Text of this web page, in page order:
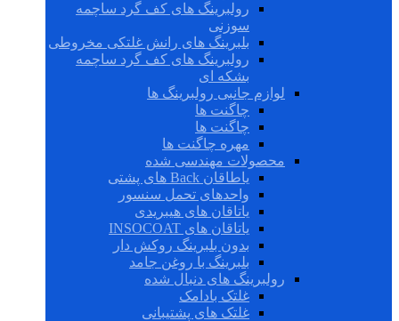
رولبرینگ های کف گرد ساچمه
سوزنی
بلبرینگ های رانش غلتکی مخروطی
رولبرینگ های کف گرد ساچمه
بشکه ای
لوازم جانبی رولبرینگ ها
چاگنت ها
چاگنت ها
مهره چاگنت ها
محصولات مهندسی شده
یاطاقان Back های پشتی
واحدهای تحمل سنسور
یاتاقان های هیبریدی
یاتاقان های INSOCOAT
بدون بلبرینگ روکش دار
بلبرینگ با روغن جامد
رولبرینگ های دنبال شده
غلتک بادامک
غلتک های پشتیبانی